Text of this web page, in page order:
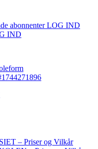
abonnenter LOG IND
IND
– Priser og Vilkår